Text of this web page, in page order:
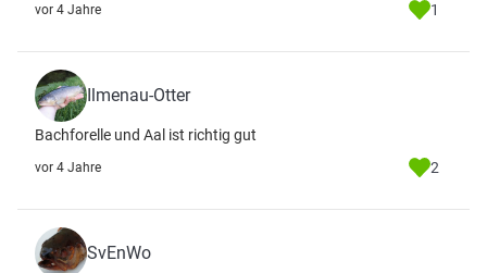
vor 4 Jahre 1
Ilmenau-Otter
Bachforelle und Aal ist richtig gut
vor 4 Jahre 2
SvEnWo